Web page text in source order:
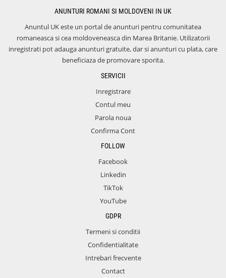
ANUNTURI ROMANI SI MOLDOVENI IN UK
Anuntul UK este un portal de anunturi pentru comunitatea
romaneasca si cea moldoveneasca din Marea Britanie. Utilizatorii
inregistrati pot adauga anunturi gratuite, dar si anunturi cu plata, care
beneficiaza de promovare sporita.
SERVICII
Inregistrare
Contul meu
Parola noua
Confirma Cont
FOLLOW
Facebook
Linkedin
TikTok
YouTube
GDPR
Termeni si conditii
Confidentialitate
Intrebari frecvente
Contact